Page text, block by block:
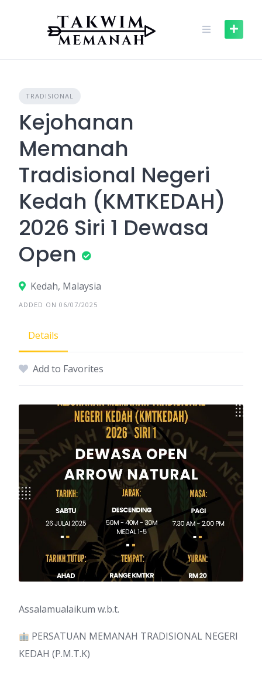
TRADISIONAL
Kejohanan
Memanah
Tradisional Negeri
Kedah (KMTKEDAH)
2026 Siri 1 Dewasa
Open
Kedah, Malaysia
ADDED ON 06/07/2025
Details
Add to Favorites
Assalamualaikum w.b.t.
PERSATUAN MEMANAH TRADISIONAL NEGERI
KEDAH (P.M.T.K)